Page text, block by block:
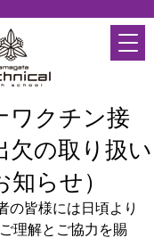
ワクチン接
欠の取り扱い
らせ）
理解とご協力を賜